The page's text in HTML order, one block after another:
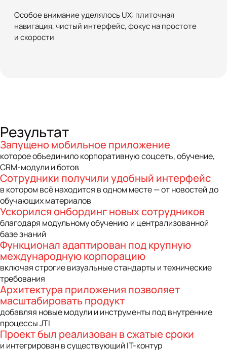
Особое внимание уделялось UX: плиточная
навигация, чистый интерфейс, фокус на простоте
и скорости
Результат
Запущено мобильное приложение
которое объединило корпоративную соцсеть, обучение,
CRM-модули и ботов
Сотрудники получили удобный интерфейс
в котором всё находится в одном месте — от новостей до
обучающих материалов
Ускорился онбординг новых сотрудников
благодаря модульному обучению и централизованной
базе знаний
Функционал адаптирован под крупную
международную корпорацию
включая строгие визуальные стандарты и технические
требования
Архитектура приложения позволяет
масштабировать продукт
добавляя новые модули и инструменты под внутренние
процессы JTI
Проект был реализован в сжатые сроки
и интегрирован в существующий IT-контур